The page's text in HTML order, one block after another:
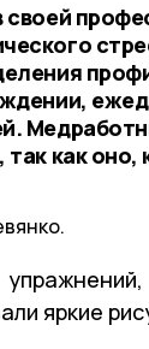
как
яркие